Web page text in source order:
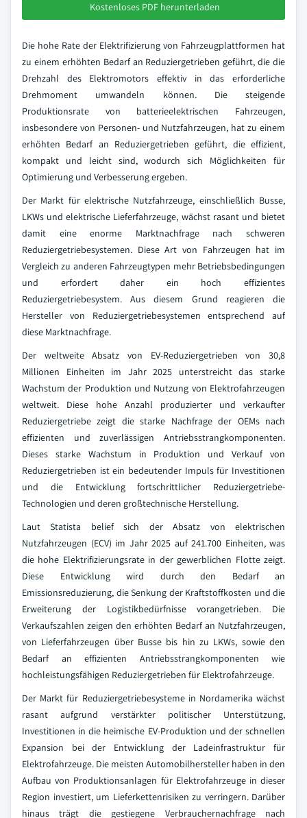
Kostenloses PDF herunterladen
Die hohe Rate der Elektrifizierung von Fahrzeugplattformen hat
zu einem erhöhten Bedarf an Reduziergetrieben geführt, die die
Drehzahl des Elektromotors effektiv in das erforderliche
Drehmoment umwandeln können. Die steigende
Produktionsrate von batterieelektrischen Fahrzeugen,
insbesondere von Personen- und Nutzfahrzeugen, hat zu einem
erhöhten Bedarf an Reduziergetrieben geführt, die effizient,
kompakt und leicht sind, wodurch sich Möglichkeiten für
Optimierung und Verbesserung ergeben.
Der Markt für elektrische Nutzfahrzeuge, einschließlich Busse,
LKWs und elektrische Lieferfahrzeuge, wächst rasant und bietet
damit eine enorme Marktnachfrage nach schweren
Reduziergetriebesystemen. Diese Art von Fahrzeugen hat im
Vergleich zu anderen Fahrzeugtypen mehr Betriebsbedingungen
und erfordert daher ein hoch effizientes
Reduziergetriebesystem. Aus diesem Grund reagieren die
Hersteller von Reduziergetriebesystemen entsprechend auf
diese Marktnachfrage.
Der weltweite Absatz von EV-Reduziergetrieben von 30,8
Millionen Einheiten im Jahr 2025 unterstreicht das starke
Wachstum der Produktion und Nutzung von Elektrofahrzeugen
weltweit. Diese hohe Anzahl produzierter und verkaufter
Reduziergetriebe zeigt die starke Nachfrage der OEMs nach
effizienten und zuverlässigen Antriebsstrangkomponenten.
Dieses starke Wachstum in Produktion und Verkauf von
Reduziergetrieben ist ein bedeutender Impuls für Investitionen
und die Entwicklung fortschrittlicher Reduziergetriebe-
Technologien und deren großtechnische Herstellung.
Laut Statista belief sich der Absatz von elektrischen
Nutzfahrzeugen (ECV) im Jahr 2025 auf 241.700 Einheiten, was
die hohe Elektrifizierungsrate in der gewerblichen Flotte zeigt.
Diese Entwicklung wird durch den Bedarf an
Emissionsreduzierung, die Senkung der Kraftstoffkosten und die
Erweiterung der Logistikbedürfnisse vorangetrieben. Die
Verkaufszahlen zeigen den erhöhten Bedarf an Nutzfahrzeugen,
von Lieferfahrzeugen über Busse bis hin zu LKWs, sowie den
Bedarf an effizienten Antriebsstrangkomponenten wie
hochleistungsfähigen Reduziergetrieben für Elektrofahrzeuge.
Der Markt für Reduziergetriebesysteme in Nordamerika wächst
rasant aufgrund verstärkter politischer Unterstützung,
Investitionen in die heimische EV-Produktion und der schnellen
Expansion bei der Entwicklung der Ladeinfrastruktur für
Elektrofahrzeuge. Die meisten Automobilhersteller haben in den
Aufbau von Produktionsanlagen für Elektrofahrzeuge in dieser
Region investiert, um Lieferkettenrisiken zu verringern. Darüber
hinaus trägt die gestiegene Verbrauchernachfrage nach